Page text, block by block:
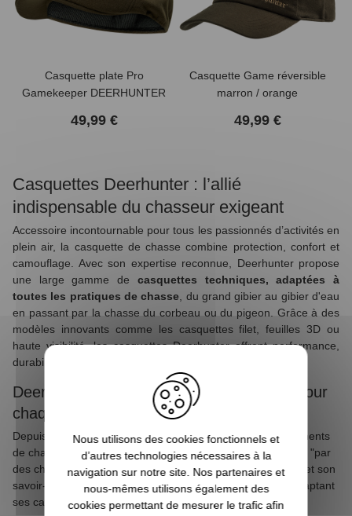
Casquette plate Pro
Gamekeeper DEERHUNTER
49,99 €
Casquette Game réversible
marron / orange
49,99 €
Casquettes Deerhunter : l’allié
indispensable du chasseur exigeant
Accessoire incontournable pour tous les passionnés d’activités en
plein air, la casquette de chasse combine protection, confort et
camouflage. Avec son expertise reconnue, Deerhunter propose
une large gamme de casquettes techniques, adaptées à
toutes les pratiques de chasse , du grand gibier au gibier d'eau
en passant par la chasse du corbeau ou du pigeon. Grâce à des
modèles innovants comme les casquettes filet, feuilles 3D ou
haute visibilité, les casquettes Deerhunter offrent performance,
durabilité et design fonctionnel.
Deerhunter : des casquettes techniques pour
chaque type de chasse
Depuis plus de 30 ans, Deerhunter développe des équipements
de chasse robustes et performants. Fidèle à sa philosophie "par
des chasseurs, pour des chasseurs", la marque danoise met son
savoir-faire au service de la protection et du confort, en adaptant
ses casquettes aux différents types de chasse :
Nous utilisons des cookies fonctionnels et
d’autres technologies nécessaires à la
navigation sur notre site. Nos partenaires et
nous-mêmes utilisons également des
cookies permettant de mesurer le trafic afin